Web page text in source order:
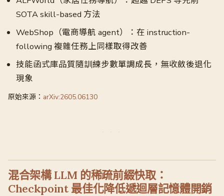
SOTA skill-based 方法
WebShop（電商導航 agent）：在 instruction-
following 複雜任務上同樣取得改善
技能函式庫品質隨訓練步數單調成長，無收斂後退化
現象
原始來源： arXiv:2605.06130
混合架構 LLM 的稀疏前綴快取：
Checkpoint 最佳化降低遞迴層記憶體開銷